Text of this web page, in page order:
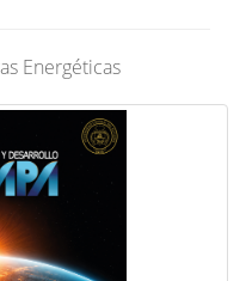
Energéticas